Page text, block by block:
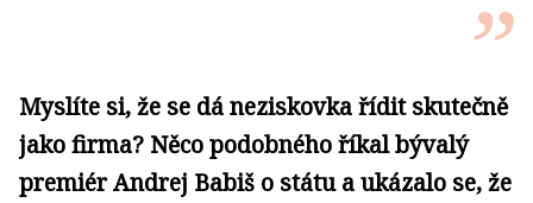
Myslíte si, že se dá neziskovka řídit skutečně
jako firma? Něco podobného říkal bývalý
premiér Andrej Babiš o státu a ukázalo se, že